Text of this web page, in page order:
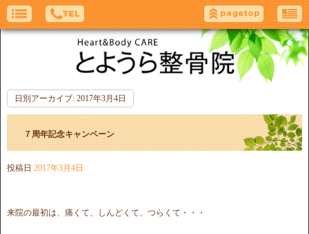
日別アーカイブ: 2017年3月4日
７周年記念キャンペーン
投稿日 2017年3月4日
来院の最初は、痛くて、しんどくて、つらくて・・・